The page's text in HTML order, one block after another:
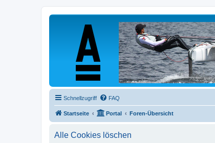
Schnellzugriff FAQ
Startseite Portal Foren-Übersicht
Alle Cookies löschen